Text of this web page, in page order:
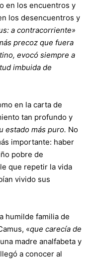
en los encuentros y
los desencuentros y
a contracorriente»
precoz que fuera
evocó siempre a
imbuida de
en la carta de
tan profundo y
estado más puro. No
importante: haber
pobre de
que repetir la vida
vivido sus
humilde familia de
«que carecía de
madre analfabeta y
a conocer al